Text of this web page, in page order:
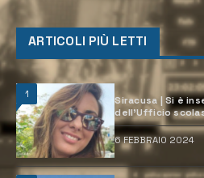
ARTICOLI PIÙ LETTI
1
Siracusa | Si è
dell’Ufficio
6 FEBBRAIO 2024